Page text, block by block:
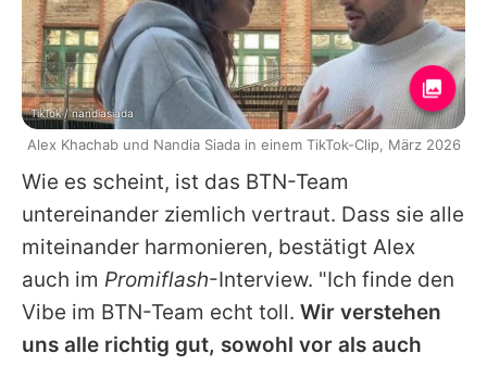
Wie es scheint, ist das BTN-Team
untereinander ziemlich vertraut. Dass sie alle
miteinander harmonieren, bestätigt Alex
auch im Promiflash-Interview. "Ich finde den
Vibe im BTN-Team echt toll. Wir verstehen
uns alle richtig gut, sowohl vor als auch
TikTok / nandiasiada
Alex Khachab und Nandia Siada in einem TikTok-Clip, März 2026